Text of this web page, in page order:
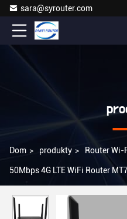
sara@syrouter.com
Dom > produkty > Router Wi-
50Mbps 4G LTE WiFi Router